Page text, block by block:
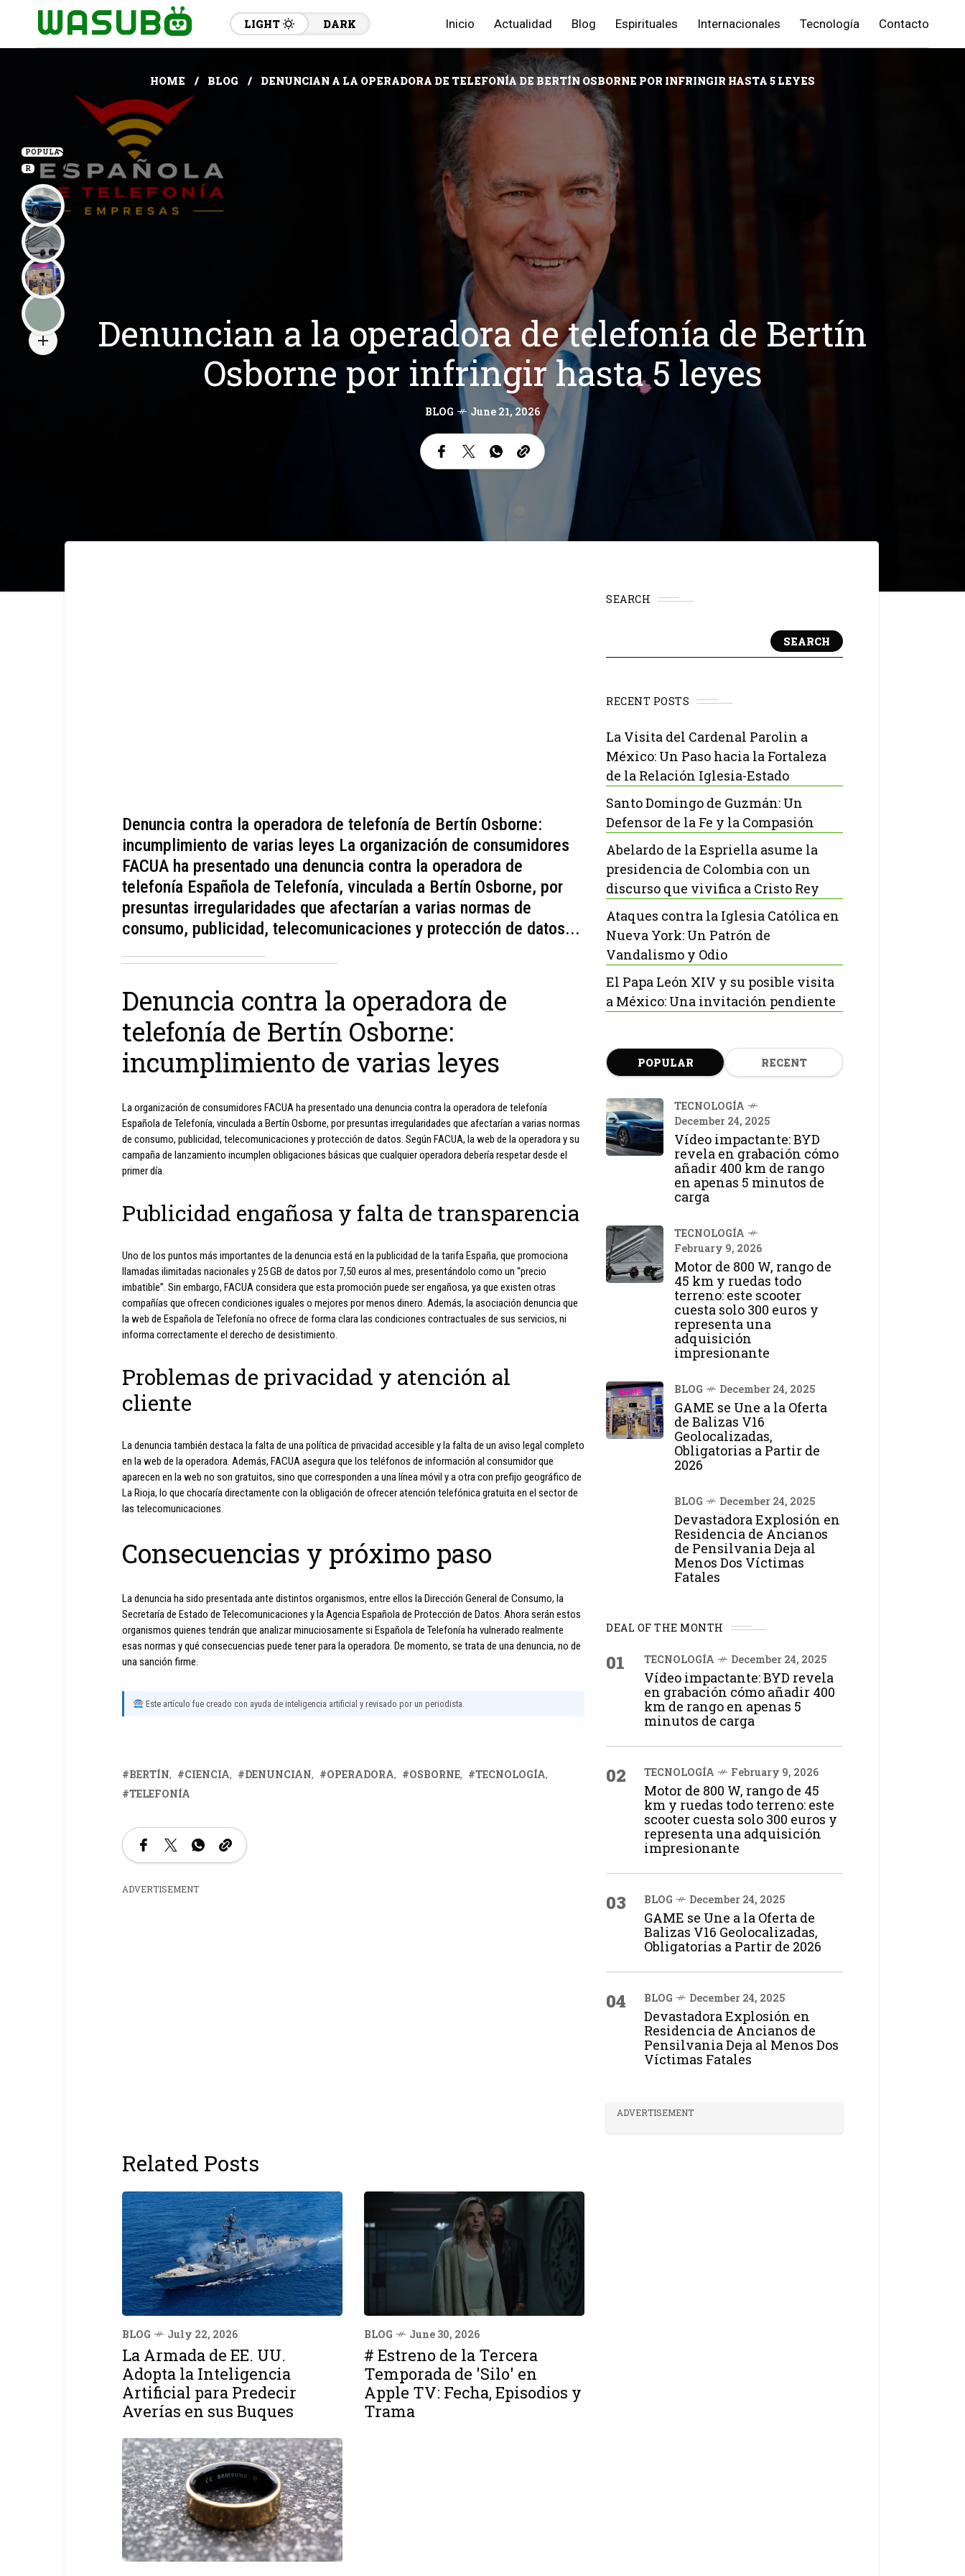
LIGHT DARK Inicio Actualidad Blog Espirituales Internacionales Tecnología Contacto
HOME BLOG DENUNCIAN A LA OPERADORA DE TELEFONÍA DE BERTÍN OSBORNE POR INFRINGIR HASTA 5 LEYES
Denuncian a la operadora de telefonía de Bertín
Osborne por infringir hasta 5 leyes
BLOG June 21, 2026
Denuncia contra la operadora de telefonía de Bertín Osborne:
incumplimiento de varias leyes La organización de consumidores
FACUA ha presentado una denuncia contra la operadora de
telefonía Española de Telefonía, vinculada a Bertín Osborne, por
presuntas irregularidades que afectarían a varias normas de
consumo, publicidad, telecomunicaciones y protección de datos...
Denuncia contra la operadora de
telefonía de Bertín Osborne:
incumplimiento de varias leyes
La organización de consumidores FACUA ha presentado una denuncia contra la operadora de telefonía
Española de Telefonía, vinculada a Bertín Osborne, por presuntas irregularidades que afectarían a varias normas
de consumo, publicidad, telecomunicaciones y protección de datos. Según FACUA, la web de la operadora y su
campaña de lanzamiento incumplen obligaciones básicas que cualquier operadora debería respetar desde el
primer día.
Publicidad engañosa y falta de transparencia
Uno de los puntos más importantes de la denuncia está en la publicidad de la tarifa España, que promociona
llamadas ilimitadas nacionales y 25 GB de datos por 7,50 euros al mes, presentándolo como un “precio
imbatible”. Sin embargo, FACUA considera que esta promoción puede ser engañosa, ya que existen otras
compañías que ofrecen condiciones iguales o mejores por menos dinero. Además, la asociación denuncia que
la web de Española de Telefonía no ofrece de forma clara las condiciones contractuales de sus servicios, ni
informa correctamente el derecho de desistimiento.
Problemas de privacidad y atención al
cliente
La denuncia también destaca la falta de una política de privacidad accesible y la falta de un aviso legal completo
en la web de la operadora. Además, FACUA asegura que los teléfonos de información al consumidor que
aparecen en la web no son gratuitos, sino que corresponden a una línea móvil y a otra con prefijo geográfico de
La Rioja, lo que chocaría directamente con la obligación de ofrecer atención telefónica gratuita en el sector de
las telecomunicaciones.
Consecuencias y próximo paso
La denuncia ha sido presentada ante distintos organismos, entre ellos la Dirección General de Consumo, la
Secretaría de Estado de Telecomunicaciones y la Agencia Española de Protección de Datos. Ahora serán estos
organismos quienes tendrán que analizar minuciosamente si Española de Telefonía ha vulnerado realmente
esas normas y qué consecuencias puede tener para la operadora. De momento, se trata de una denuncia, no de
una sanción firme.
Este artículo fue creado con ayuda de inteligencia artificial y revisado por un periodista.
BERTÍN CIENCIA DENUNCIAN OPERADORA OSBORNE
TECNOLOGÍA
TELEFONÍA
ADVERTISEMENT
Related Posts
BLOG July 22, 2026
La Armada de EE. UU.
Adopta la Inteligencia
Artificial para Predecir
Averías en sus Buques
BLOG June 30, 2026
# Estreno de la Tercera
Temporada de 'Silo' en
Apple TV: Fecha, Episodios y
Trama
SEARCH
SEARCH
RECENT POSTS
La Visita del Cardenal Parolin a
México: Un Paso hacia la Fortaleza
de la Relación Iglesia-Estado
Santo Domingo de Guzmán: Un
Defensor de la Fe y la Compasión
Abelardo de la Espriella asume la
presidencia de Colombia con un
discurso que vivifica a Cristo Rey
Ataques contra la Iglesia Católica en
Nueva York: Un Patrón de
Vandalismo y Odio
El Papa León XIV y su posible visita
a México: Una invitación pendiente
POPULAR RECENT
TECNOLOGÍA
December 24, 2025
Vídeo impactante: BYD
revela en grabación cómo
añadir 400 km de rango
en apenas 5 minutos de
carga
TECNOLOGÍA
February 9, 2026
Motor de 800 W, rango de
45 km y ruedas todo
terreno: este scooter
cuesta solo 300 euros y
representa una
adquisición
impresionante
BLOG December 24, 2025
GAME se Une a la Oferta
de Balizas V16
Geolocalizadas,
Obligatorias a Partir de
2026
BLOG December 24, 2025
Devastadora Explosión en
Residencia de Ancianos
de Pensilvania Deja al
Menos Dos Víctimas
Fatales
DEAL OF THE MONTH
01 TECNOLOGÍA December 24, 2025
Vídeo impactante: BYD revela
en grabación cómo añadir 400
km de rango en apenas 5
minutos de carga
02 TECNOLOGÍA February 9, 2026
Motor de 800 W, rango de 45
km y ruedas todo terreno: este
scooter cuesta solo 300 euros y
representa una adquisición
impresionante
03 BLOG December 24, 2025
GAME se Une a la Oferta de
Balizas V16 Geolocalizadas,
Obligatorias a Partir de 2026
04 BLOG December 24, 2025
Devastadora Explosión en
Residencia de Ancianos de
Pensilvania Deja al Menos Dos
Víctimas Fatales
ADVERTISEMENT
POPULA
R